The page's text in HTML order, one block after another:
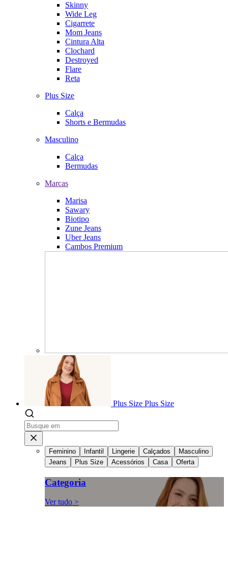
Skinny
Wide Leg
Cigarrete
Mom Jeans
Cintura Alta
Clochard
Destroyed
Flare
Reta
Plus Size
Calça
Shorts e Bermudas
Masculino
Calça
Bermudas
Marcas
Marisa
Sawary
Biotipo
Zune Jeans
Uber Jeans
Cambos Premium
Plus Size Plus Size
Feminino Infantil Lingerie Calçados
Masculino
Jeans
Plus Size Acessórios Casa Oferta
Categoria
Ver tudo >